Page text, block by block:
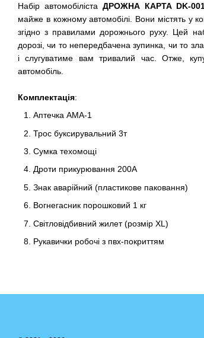
Набір автомобіліста ДРОЖНА КАРТА DK-
майже в кожному автомобілі. Вони містять у
згідно з правилами дорожнього руху. Цей
дорозі, чи то непередбачена зупинка, чи то
і слугуватиме вам тривалий час. Отже,
автомобіль.
Комплектація:
Аптечка АМА-1
Трос буксирувальний 3т
Сумка техомощі
Дроти прикурювання 200A
Знак аварійний (пластикове паковання)
Вогнегасник порошковий 1 кг
Світловідбивний жилет (розмір XL)
Рукавички робочі з пвх-покриттям